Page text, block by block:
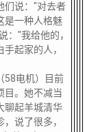
们说："对去者
是一种人格魅
："我给他的，
起家的人，
58电机）目前
目。她不减当
聊起羊城清华
说了很多，